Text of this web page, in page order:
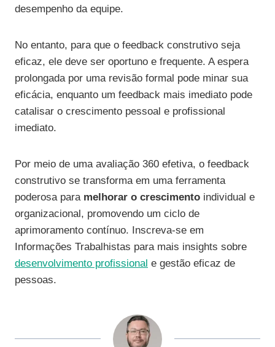
desempenho da equipe.
No entanto, para que o feedback construtivo seja
eficaz, ele deve ser oportuno e frequente. A espera
prolongada por uma revisão formal pode minar sua
eficácia, enquanto um feedback mais imediato pode
catalisar o crescimento pessoal e profissional
imediato.
Por meio de uma avaliação 360 efetiva, o feedback
construtivo se transforma em uma ferramenta
poderosa para melhorar o crescimento individual e
organizacional, promovendo um ciclo de
aprimoramento contínuo. Inscreva-se em
Informações Trabalhistas para mais insights sobre
desenvolvimento profissional e gestão eficaz de
pessoas.